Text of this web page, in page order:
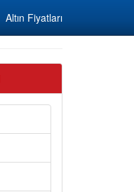
Altın Fiyatları